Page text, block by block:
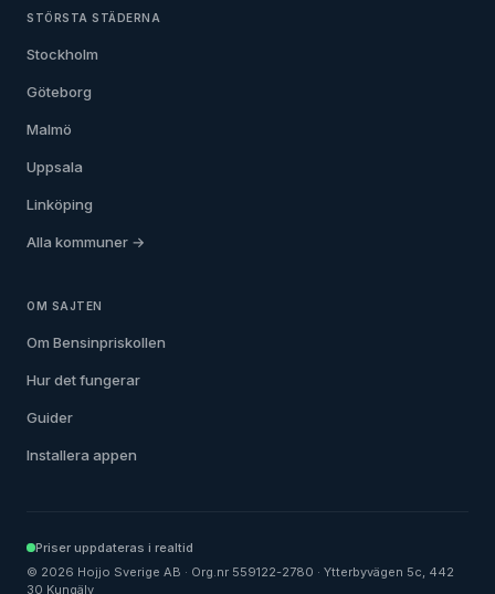
STÖRSTA STÄDERNA
Stockholm
Göteborg
Malmö
Uppsala
Linköping
Alla kommuner →
OM SAJTEN
Om Bensinpriskollen
Hur det fungerar
Guider
Installera appen
Priser uppdateras i realtid
© 2026 Hojjo Sverige AB · Org.nr 559122-2780 · Ytterbyvägen 5c, 442
30 Kungälv